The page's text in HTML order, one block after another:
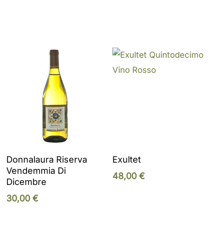
Add To Cart
Donnalaura Riserva
Vendemmia Di
Dicembre
30,00€
Exultet
48,00 €